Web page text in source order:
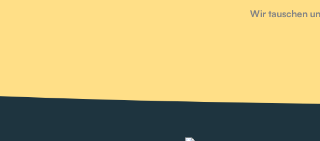
Wir tauschen